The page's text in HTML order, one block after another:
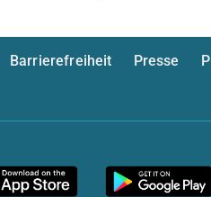
Barrierefreiheit Presse